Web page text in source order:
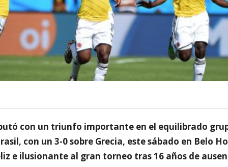
con un triunfo importante en el equilibrado
con un 3-0 sobre Grecia, este sábado en Belo
e ilusionante al gran torneo tras 16 años de